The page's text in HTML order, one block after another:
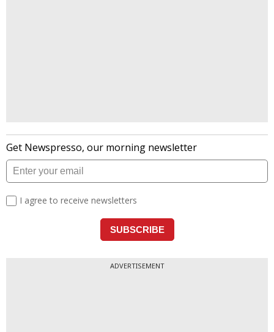
ADVERTISEMENT